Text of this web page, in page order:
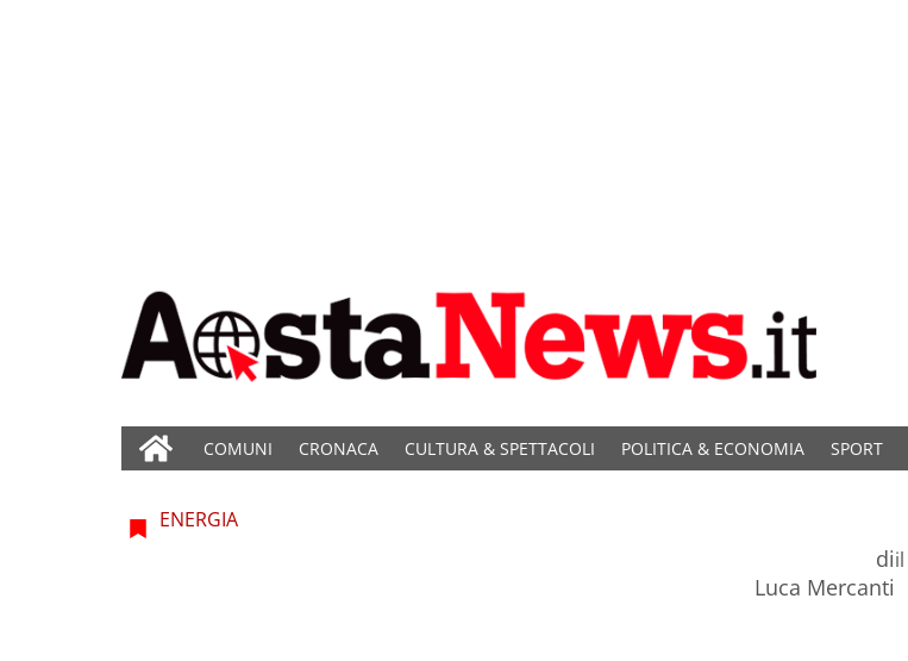
COMUNI CRONACA CULTURA & SPETTACOLI POLITICA & ECONOMIA SPORT
ENERGIA
di
Luca Mercanti
il